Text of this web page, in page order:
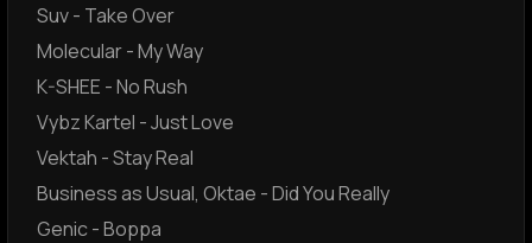
Suv - Take Over
Molecular - My Way
K-SHEE - No Rush
Vybz Kartel - Just Love
Vektah - Stay Real
Business as Usual, Oktae - Did You Really
Genic - Boppa